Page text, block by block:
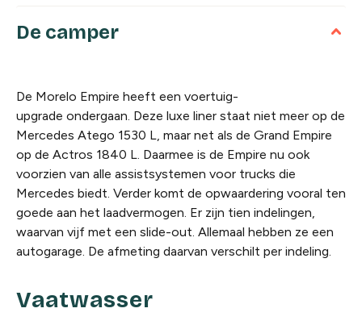
De camper
De Morelo Empire heeft een voertuig-
upgrade ondergaan. Deze luxe liner staat niet meer op de
Mercedes Atego 1530 L, maar net als de Grand Empire
op de Actros 1840 L. Daarmee is de Empire nu ook
voorzien van alle assistsystemen voor trucks die
Mercedes biedt. Verder komt de opwaardering vooral ten
goede aan het laadvermogen. Er zijn tien indelingen,
waarvan vijf met een slide-out. Allemaal hebben ze een
autogarage. De afmeting daarvan verschilt per indeling.
Vaatwasser